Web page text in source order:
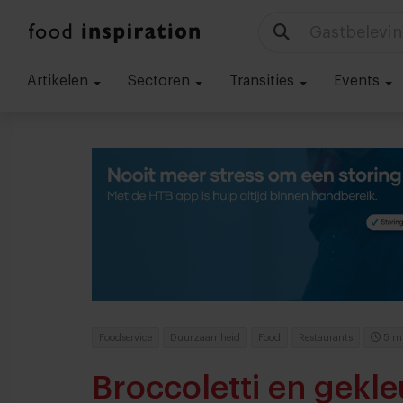
Artikelen Sectoren Transities Events
Foodservice Duurzaamheid Food Restaurants 5
Broccoletti en